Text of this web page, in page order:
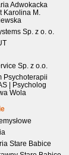
Adwokacka
Karolina M.
Sp. z o. o.
Sp. z o.o.
Psychoterapii
| Psycholog
Wola
Stare Babice